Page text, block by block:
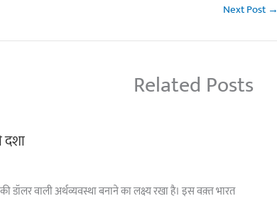
Next Post →
Related Posts
दशा
डॉलर वाली अर्थव्यवस्था बनाने का लक्ष्य रखा है। इस वक़्त भारत